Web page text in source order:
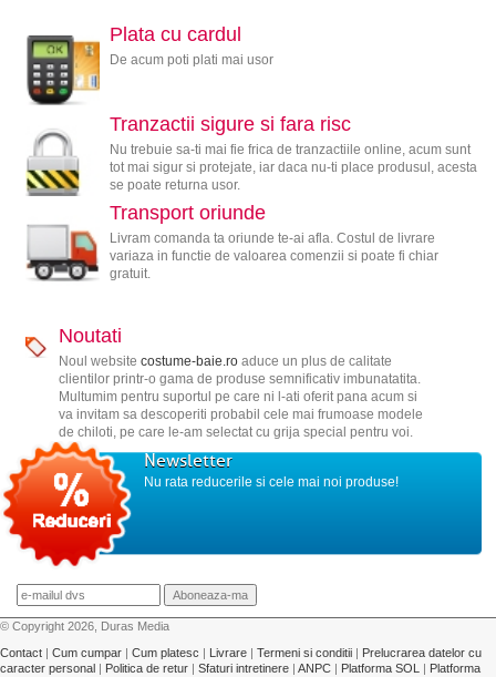
Plata cu cardul
De acum poti plati mai usor
Tranzactii sigure si fara risc
Nu trebuie sa-ti mai fie frica de tranzactiile online, acum sunt
tot mai sigur si protejate, iar daca nu-ti place produsul, acesta
se poate returna usor.
Transport oriunde
Livram comanda ta oriunde te-ai afla. Costul de livrare
variaza in functie de valoarea comenzii si poate fi chiar
gratuit.
Noutati
Noul website costume-baie.roaduce un plus de calitate
clientilor printr-o gama de produse semnificativ imbunatatita.
Multumim pentru suportul pe care ni l-ati oferit pana acum si
va invitam sa descoperiti probabil cele mai frumoase modele
de chiloti, pe care le-am selectat cu grija special pentru voi.
Newsletter
Nu rata reducerile si cele mai noi produse!
© Copyright 2026, Duras Media
Contact | Cum cumpar | Cum platesc | Livrare | Termeni si conditii | Prelucrarea datelor cu
caracter personal | Politica de retur | Sfaturi intretinere | ANPC | Platforma SOL | Platforma